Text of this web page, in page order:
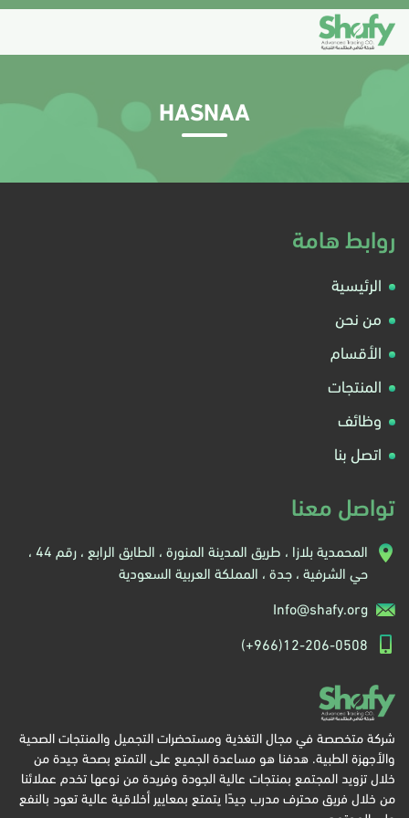
HASNAA
روابط هامة
الرئيسية
من نحن
الأقسام
المنتجات
وظائف
اتصل بنا
تواصل معنا
المحمدية بلازا ، طريق المدينة المنورة ، الطابق الرابع ، رقم 44 ،
حي الشرفية ، جدة ، المملكة العربية السعودية
Info@shafy.org
(+966)12-206-0508
شركة متخصصة في مجال التغذية ومستحضرات التجميل والمنتجات الصحية
والأجهزة الطبية. هدفنا هو مساعدة الجميع على التمتع بصحة جيدة من
خلال تزويد المجتمع بمنتجات عالية الجودة وفريدة من نوعها تخدم عملائنا
من خلال فريق محترف مدرب جيدًا يتمتع بمعايير أخلاقية عالية تعود بالنفع